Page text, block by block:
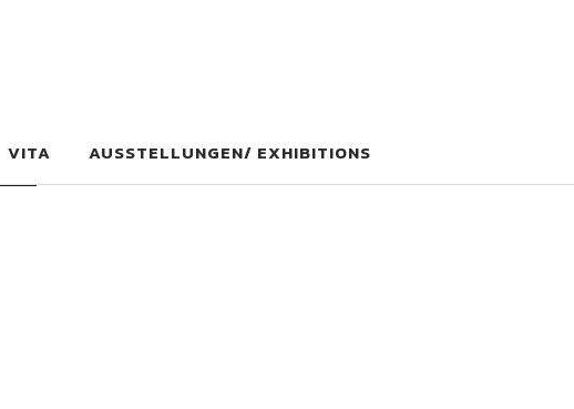
VITA AUSSTELLUNGEN/ EXHIBITIONS